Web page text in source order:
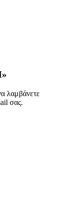
λαμβάνετε
σας.